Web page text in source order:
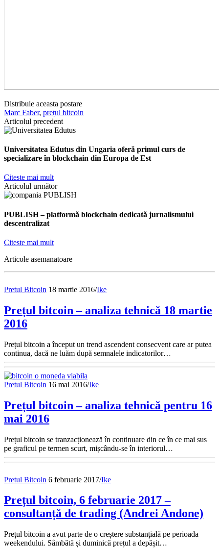
Distribuie aceasta postare
Marc Faber, prețul bitcoin
Articolul precedent
Universitatea Edutus din Ungaria oferă primul curs de
specializare în blockchain din Europa de Est
Citeste mai mult
Articolul următor
PUBLISH – platformă blockchain dedicată jurnalismului
descentralizat
Citeste mai mult
Articole asemanatoare
Pretul Bitcoin 18 martie 2016/Ike
Prețul bitcoin – analiza tehnică 18 martie
2016
Prețul bitcoin a început un trend ascendent consecvent care ar putea
continua, dacă ne luăm după semnalele indicatorilor…
Pretul Bitcoin 16 mai 2016/Ike
Prețul bitcoin – analiza tehnică pentru 16
mai 2016
Prețul bitcoin se tranzacționează în continuare din ce în ce mai sus
pe graficul pe termen scurt, mișcându-se în interiorul…
Pretul Bitcoin 6 februarie 2017/Ike
Prețul bitcoin, 6 februarie 2017 –
consultanță de trading (Andrei Andone)
Prețul bitcoin a avut parte de o creștere substanțială pe perioada
weekendului. Sâmbătă și duminică prețul a depășit…